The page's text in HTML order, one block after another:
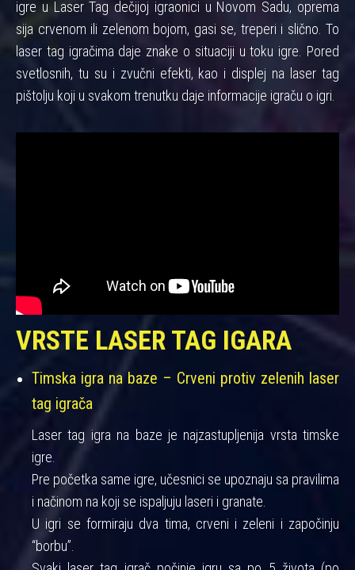
igre u Laser Tag dečijoj igraonici u Novom Sadu, oprema
sija crvenom ili zelenom bojom, gasi se, treperi i slično. To
laser tag igračima daje znake o situaciji u toku igre. Pored
svetlosnih, tu su i zvučni efekti, kao i displej na laser tag
pištolju koji u svakom trenutku daje informacije igraču o igri.
VRSTE LASER TAG IGARA
Timska igra na baze – Crveni protiv zelenih laser
tag igrača
Laser tag igra na baze je najzastupljenija vrsta timske
igre.
Pre početka same igre, učesnici se upoznaju sa pravilima
i načinom na koji se ispaljuju laseri i granate.
U igri se formiraju dva tima, crveni i zeleni i započinju
“borbu”.